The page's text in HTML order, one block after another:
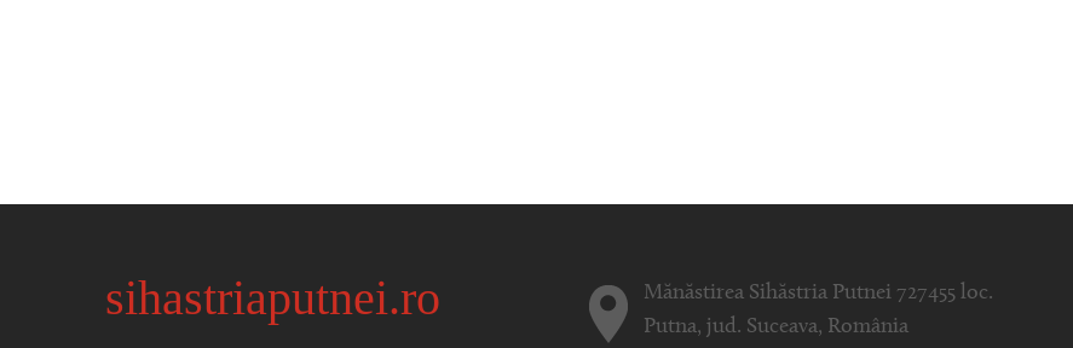
sihastriaputnei.ro
Mănăstirea Sihăstria Putnei 727455 loc.
Putna, jud. Suceava, România